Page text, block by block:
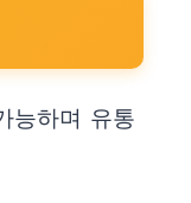
능하며 유통